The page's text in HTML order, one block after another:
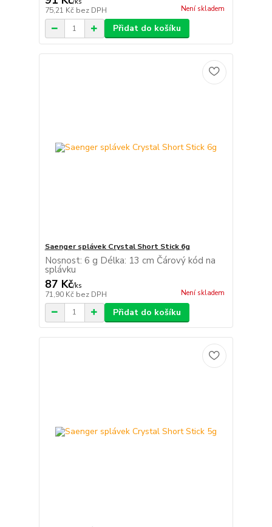
75,21 Kč bez DPH Není skladem
Přidat do košíku
Saenger splávek Crystal Short Stick 6g
Nosnost: 6 g Délka: 13 cm Čárový kód na
splávku
87 Kč/ks
71,90 Kč bez DPH Není skladem
Přidat do košíku